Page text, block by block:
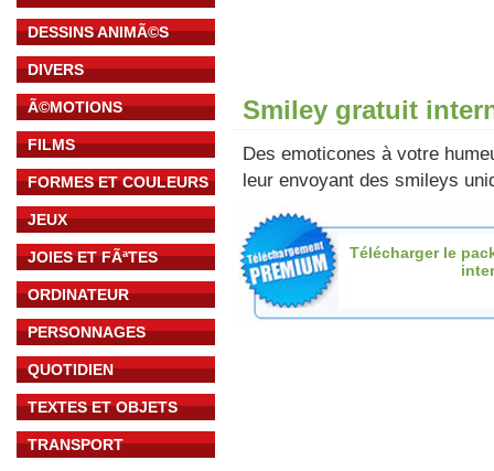
DESSINS ANIMÃ©S
DIVERS
Ã©MOTIONS
FILMS
FORMES ET COULEURS
JEUX
JOIES ET FÃªTES
ORDINATEUR
PERSONNAGES
QUOTIDIEN
TEXTES ET OBJETS
TRANSPORT
Smiley gratuit
Des emoticones à votre
leur envoyant des smileys
Télécharger le